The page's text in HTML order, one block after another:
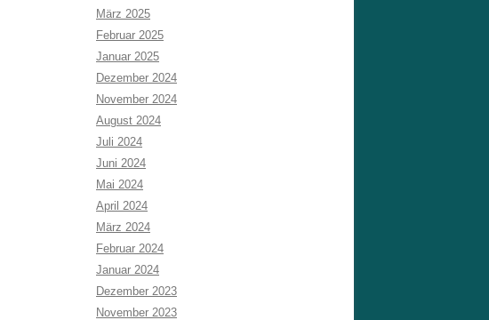
März 2025
Februar 2025
Januar 2025
Dezember 2024
November 2024
August 2024
Juli 2024
Juni 2024
Mai 2024
April 2024
März 2024
Februar 2024
Januar 2024
Dezember 2023
November 2023